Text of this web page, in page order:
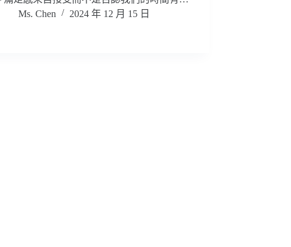
Ms. Chen
2024 年 12 月 15 日